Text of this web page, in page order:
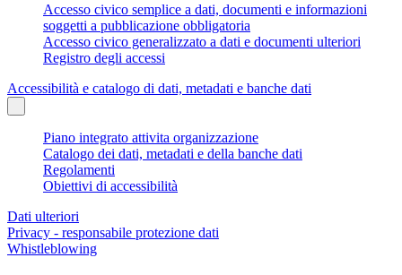
Accesso civico semplice a dati, documenti e informazioni
soggetti a pubblicazione obbligatoria
Accesso civico generalizzato a dati e documenti ulteriori
Registro degli accessi
Accessibilità e catalogo di dati, metadati e banche dati
Piano integrato attivita organizzazione
Catalogo dei dati, metadati e della banche dati
Regolamenti
Obiettivi di accessibilità
Dati ulteriori
Privacy - responsabile protezione dati
Whistleblowing